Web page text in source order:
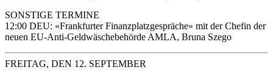
SONSTIGE TERMINE
12:00 DEU: «Frankfurter Finanzplatzgespräche» mit der Chefin der
neuen EU-Anti-Geldwäschebehörde AMLA, Bruna Szego
FREITAG, DEN 12. SEPTEMBER